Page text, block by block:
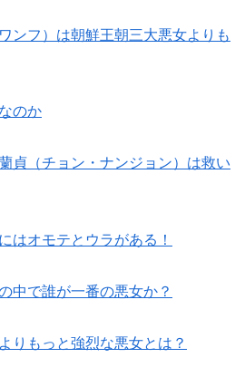
ンフ）は朝鮮王朝三大悪女よりも
のか
貞（チョン・ナンジョン）は救い
はオモテとウラがある！
中で誰が一番の悪女か？
りもっと強烈な悪女とは？